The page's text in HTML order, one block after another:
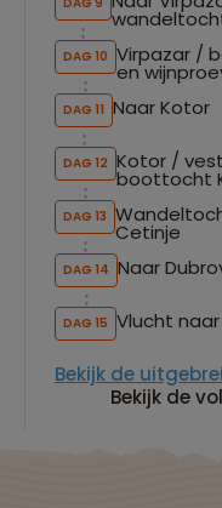
DAG 10 Virpazar /
en
DAG 11 Naar Kotor
DAG 12 Kotor /
boottocht
DAG 13
Cetinje
DAG 14 Naar
DAG 15 Vlucht
Bekijk de
Bekijk de